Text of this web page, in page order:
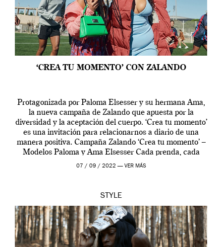
‘CREA TU MOMENTO’ CON ZALANDO
Protagonizada por Paloma Elsesser y su hermana Ama,
la nueva campaña de Zalando que apuesta por la
diversidad y la aceptación del cuerpo. ‘Crea tu momento’
es una invitación para relacionarnos a diario de una
manera positiva. Campaña Zalando ‘Crea tu momento’ –
Modelos Paloma y Ama Elsesser Cada prenda, cada
outfit, cada momento, caracteriza […]
07 / 09 / 2022 — VER MÁS
STYLE